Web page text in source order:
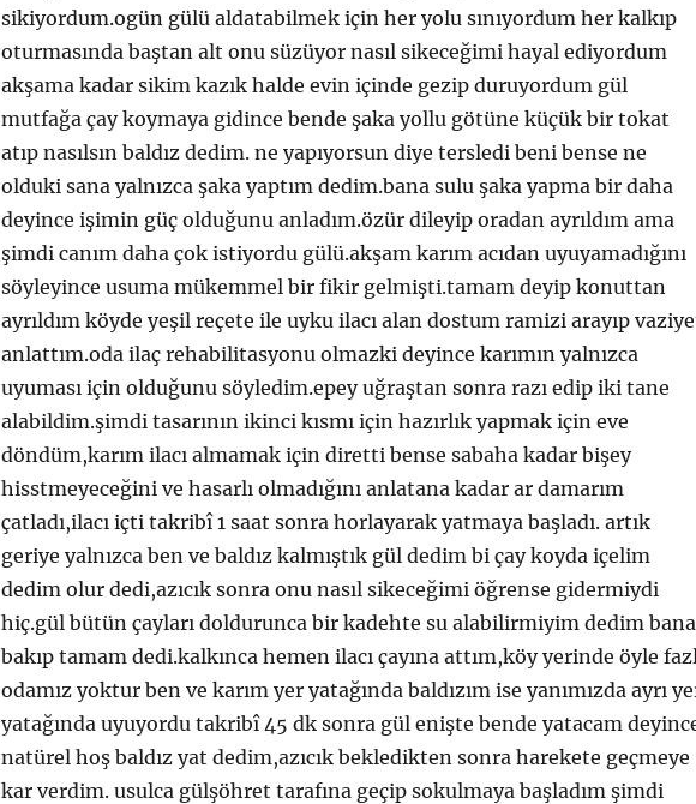
sikiyordum.ogün gülü aldatabilmek için her yolu sınıyordum her kalkıp
oturmasında baştan alt onu süzüyor nasıl sikeceğimi hayal ediyordum
akşama kadar sikim kazık halde evin içinde gezip duruyordum gül
mutfağa çay koymaya gidince bende şaka yollu götüne küçük bir tokat
atıp nasılsın baldız dedim. ne yapıyorsun diye tersledi beni bense ne
olduki sana yalnızca şaka yaptım dedim.bana sulu şaka yapma bir daha
deyince işimin güç olduğunu anladım.özür dileyip oradan ayrıldım ama
şimdi canım daha çok istiyordu gülü.akşam karım acıdan uyuyamadığını
söyleyince usuma mükemmel bir fikir gelmişti.tamam deyip konuttan
ayrıldım köyde yeşil reçete ile uyku ilacı alan dostum ramizi arayıp
anlattım.oda ilaç rehabilitasyonu olmazki deyince karımın yalnızca
uyuması için olduğunu söyledim.epey uğraştan sonra razı edip iki tane
alabildim.şimdi tasarının ikinci kısmı için hazırlık yapmak için eve
döndüm,karım ilacı almamak için diretti bense sabaha kadar bişey
hisstmeyeceğini ve hasarlı olmadığını anlatana kadar ar damarım
çatladı,ilacı içti takribî 1 saat sonra horlayarak yatmaya başladı. artık
geriye yalnızca ben ve baldız kalmıştık gül dedim bi çay koyda içelim
dedim olur dedi,azıcık sonra onu nasıl sikeceğimi öğrense gidermiydi
hiç.gül bütün çayları doldurunca bir kadehte su alabilirmiyim dedim bana
bakıp tamam dedi.kalkınca hemen ilacı çayına attım,köy yerinde öyle
odamız yoktur ben ve karım yer yatağında baldızım ise yanımızda ayrı
yatağında uyuyordu takribî 45 dk sonra gül enişte bende yatacam
natürel hoş baldız yat dedim,azıcık bekledikten sonra harekete geçmeye
kar verdim. usulca gülşöhret tarafına geçip sokulmaya başladım şimdi